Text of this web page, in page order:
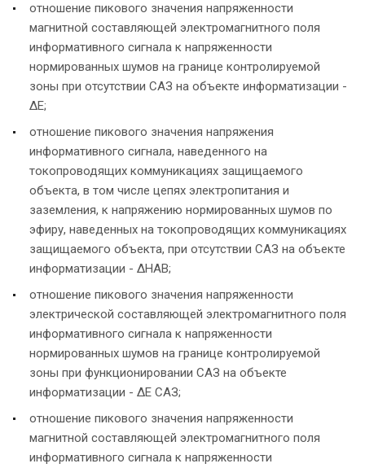
отношение пикового значения напряженности
магнитной составляющей электромагнитного поля
информативного сигнала к напряженности
нормированных шумов на границе контролируемой
зоны при отсутствии САЗ на объекте информатизации -
ΔЕ;
отношение пикового значения напряжения
информативного сигнала, наведенного на
токопроводящих коммуникациях защищаемого
объекта, в том числе цепях электропитания и
заземления, к напряжению нормированных шумов по
эфиру, наведенных на токопроводящих коммуникациях
защищаемого объекта, при отсутствии САЗ на объекте
информатизации - ΔНАВ;
отношение пикового значения напряженности
электрической составляющей электромагнитного поля
информативного сигнала к напряженности
нормированных шумов на границе контролируемой
зоны при функционировании САЗ на объекте
информатизации - ΔЕ САЗ;
отношение пикового значения напряженности
магнитной составляющей электромагнитного поля
информативного сигнала к напряженности